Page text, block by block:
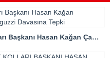
İYİ Parti Trabzon Gençlik Kolları Başkanı Hasan Kağan Çakıroğlu’ndan Mattia Ahmet Minguzzi Davasına Tepki